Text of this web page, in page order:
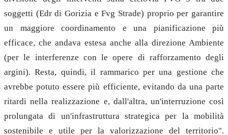
soggetti (Edr di Gorizia e Fvg Strade) proprio per garantire
un maggiore coordinamento e una pianificazione più
efficace, che andava estesa anche alla direzione Ambiente
(per le interferenze con le opere di rafforzamento degli
argini). Resta, quindi, il rammarico per una gestione che
avrebbe potuto essere più efficiente, evitando da una parte
ritardi nella realizzazione e, dall'altra, un'interruzione così
prolungata di un'infrastruttura strategica per la mobilità
sostenibile e utile per la valorizzazione del territorio".